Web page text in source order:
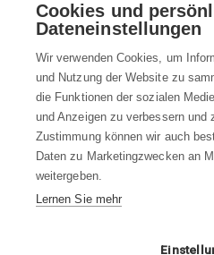
Kontaktieren Sie uns
info@robotworld.de
+49 25 197 159 962
ALLE KONTAKTE
WIDERRUFSBELEHRUNG
DATENSCHUTZERKLÄRUNG
Cookies und
Dateneinstellungen
Wir verwenden Cookies, um
und Nutzung der Website zu
die Funktionen der sozialen
und Anzeigen zu verbessern und
Zustimmung können wir auch
Daten zu Marketingzwecken an
weitergeben.
Lernen Sie mehr